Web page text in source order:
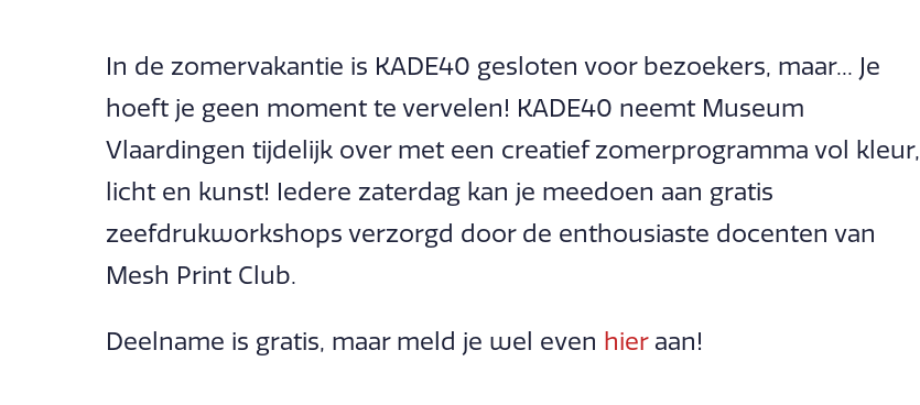
In de zomervakantie is KADE40 gesloten voor bezoekers, maar... Je
hoeft je geen moment te vervelen! KADE40 neemt Museum
Vlaardingen tijdelijk over met een creatief zomerprogramma vol kleur,
licht en kunst! Iedere zaterdag kan je meedoen aan gratis
zeefdrukworkshops verzorgd door de enthousiaste docenten van
Mesh Print Club.
Deelname is gratis, maar meld je wel even hieraan!